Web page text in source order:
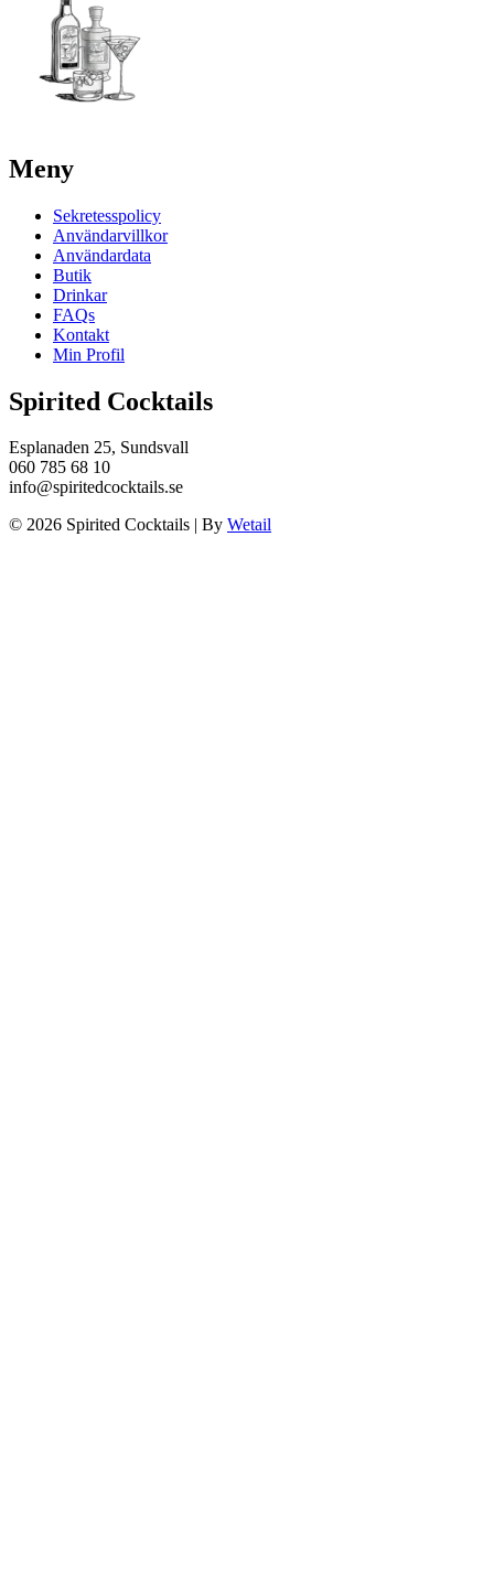
Meny
Sekretesspolicy
Användarvillkor
Användardata
Butik
Drinkar
FAQs
Kontakt
Min Profil
Spirited Cocktails
Esplanaden 25, Sundsvall
060 785 68 10
info@spiritedcocktails.se
© 2026 Spirited Cocktails
By Wetail